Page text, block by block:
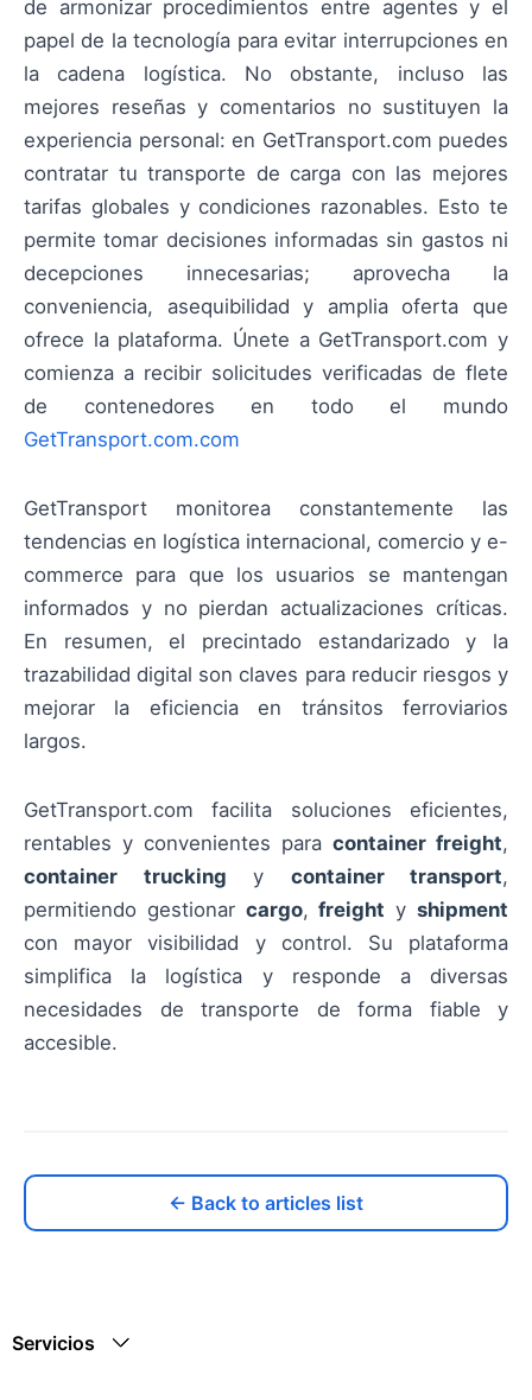
de armonizar procedimientos entre agentes y el
papel de la tecnología para evitar interrupciones en
la cadena logística. No obstante, incluso las
mejores reseñas y comentarios no sustituyen la
experiencia personal: en GetTransport.com puedes
contratar tu transporte de carga con las mejores
tarifas globales y condiciones razonables. Esto te
permite tomar decisiones informadas sin gastos ni
decepciones innecesarias; aprovecha la
conveniencia, asequibilidad y amplia oferta que
ofrece la plataforma. Únete a GetTransport.com y
comienza a recibir solicitudes verificadas de flete
de contenedores en todo el mundo
GetTransport.com.com
GetTransport monitorea constantemente las
tendencias en logística internacional, comercio y e-
commerce para que los usuarios se mantengan
informados y no pierdan actualizaciones críticas.
En resumen, el precintado estandarizado y la
trazabilidad digital son claves para reducir riesgos y
mejorar la eficiencia en tránsitos ferroviarios
largos.
GetTransport.com facilita soluciones eficientes,
rentables y convenientes para container freight,
container trucking y container transport,
permitiendo gestionar cargo,freight yshipment
con mayor visibilidad y control. Su plataforma
simplifica la logística y responde a diversas
necesidades de transporte de forma fiable y
accesible.
← Back to articles list
Servicios